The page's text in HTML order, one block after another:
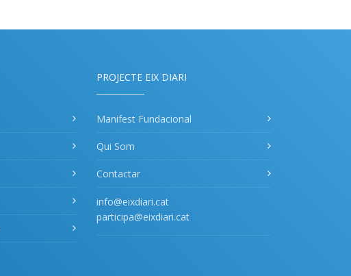
PROJECTE EIX DIARI
Manifest Fundacional
Qui Som
Contactar
info@eixdiari.cat
participa@eixdiari.cat